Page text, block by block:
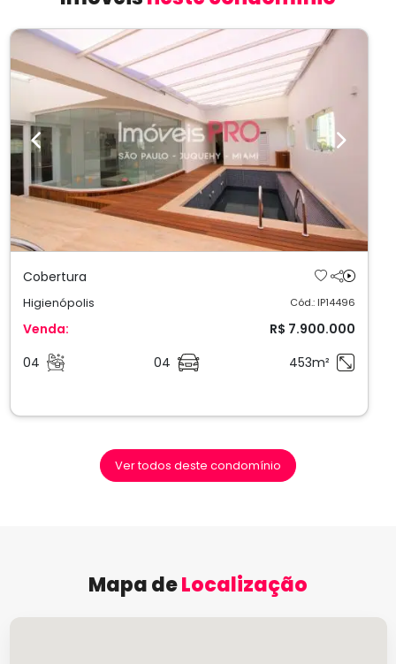
Previous Next
Cobertura
Higienópolis Cód.: IP14496
Venda:
R$ 7.900.000
04
04 453m²
Ver todos deste condomínio
Mapa deLocalização